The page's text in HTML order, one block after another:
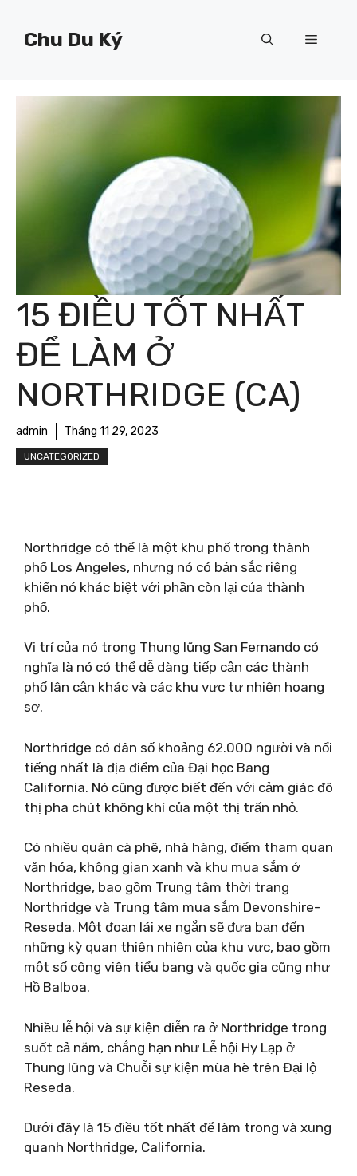
Chu Du Ký Menu
15 ĐIỀU TỐT NHẤT
ĐỂ LÀM Ở
NORTHRIDGE (CA)
admin Tháng 11 29, 2023
UNCATEGORIZED
Northridge có thể là một khu phố trong thành
phố Los Angeles, nhưng nó có bản sắc riêng
khiến nó khác biệt với phần còn lại của thành
phố.
Vị trí của nó trong Thung lũng San Fernando có
nghĩa là nó có thể dễ dàng tiếp cận các thành
phố lân cận khác và các khu vực tự nhiên hoang
sơ.
Northridge có dân số khoảng 62.000 người và nổi
tiếng nhất là địa điểm của Đại học Bang
California. Nó cũng được biết đến với cảm giác đô
thị pha chút không khí của một thị trấn nhỏ.
Có nhiều quán cà phê, nhà hàng, điểm tham quan
văn hóa, không gian xanh và khu mua sắm ở
Northridge, bao gồm Trung tâm thời trang
Northridge và Trung tâm mua sắm Devonshire-
Reseda. Một đoạn lái xe ngắn sẽ đưa bạn đến
những kỳ quan thiên nhiên của khu vực, bao gồm
một số công viên tiểu bang và quốc gia cũng như
Hồ Balboa.
Nhiều lễ hội và sự kiện diễn ra ở Northridge trong
suốt cả năm, chẳng hạn như Lễ hội Hy Lạp ở
Thung lũng và Chuỗi sự kiện mùa hè trên Đại lộ
Reseda.
Dưới đây là 15 điều tốt nhất để làm trong và xung
quanh Northridge, California.